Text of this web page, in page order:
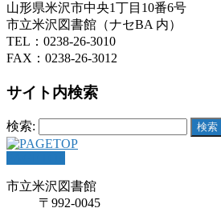
山形県米沢市中央1丁目10番6号
市立米沢図書館（ナセBA 内）
TEL：0238-26-3010
FAX：0238-26-3012
サイト内検索
検索:
市立米沢図書館
〒992-0045